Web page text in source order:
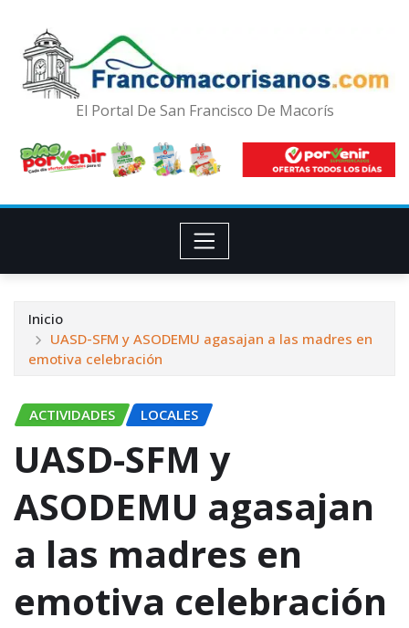
El Portal De San Francisco De Macorís
Inicio
UASD-SFM y ASODEMU agasajan a las madres en
emotiva celebración
ACTIVIDADES LOCALES
UASD-SFM y
ASODEMU agasajan
a las madres en
emotiva celebración